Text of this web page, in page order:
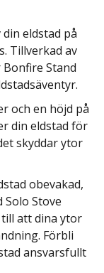
eldstad på
Tillverkad av
Stand
och en höjd på
din eldstad för
skyddar ytor
obevakad,
Solo Stove
att dina ytor
Förbli
ansvarsfullt